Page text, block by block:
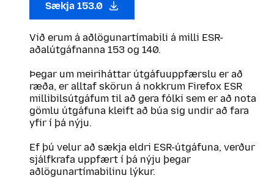
Sækja 153.0
Við erum á aðlögunartímabili á milli ESR-
aðalútgáfnanna 153 og 140.
Þegar um meiriháttar útgáfuuppfærslu er að
ræða, er alltaf skörun á nokkrum Firefox ESR
millibilsútgáfum til að gera fólki sem er að nota
gömlu útgáfuna kleift að búa sig undir að fara
yfir í þá nýju.
Ef þú velur að sækja eldri ESR-útgáfuna, verður
sjálfkrafa uppfært í þá nýju þegar
aðlögunartímabilinu lýkur.